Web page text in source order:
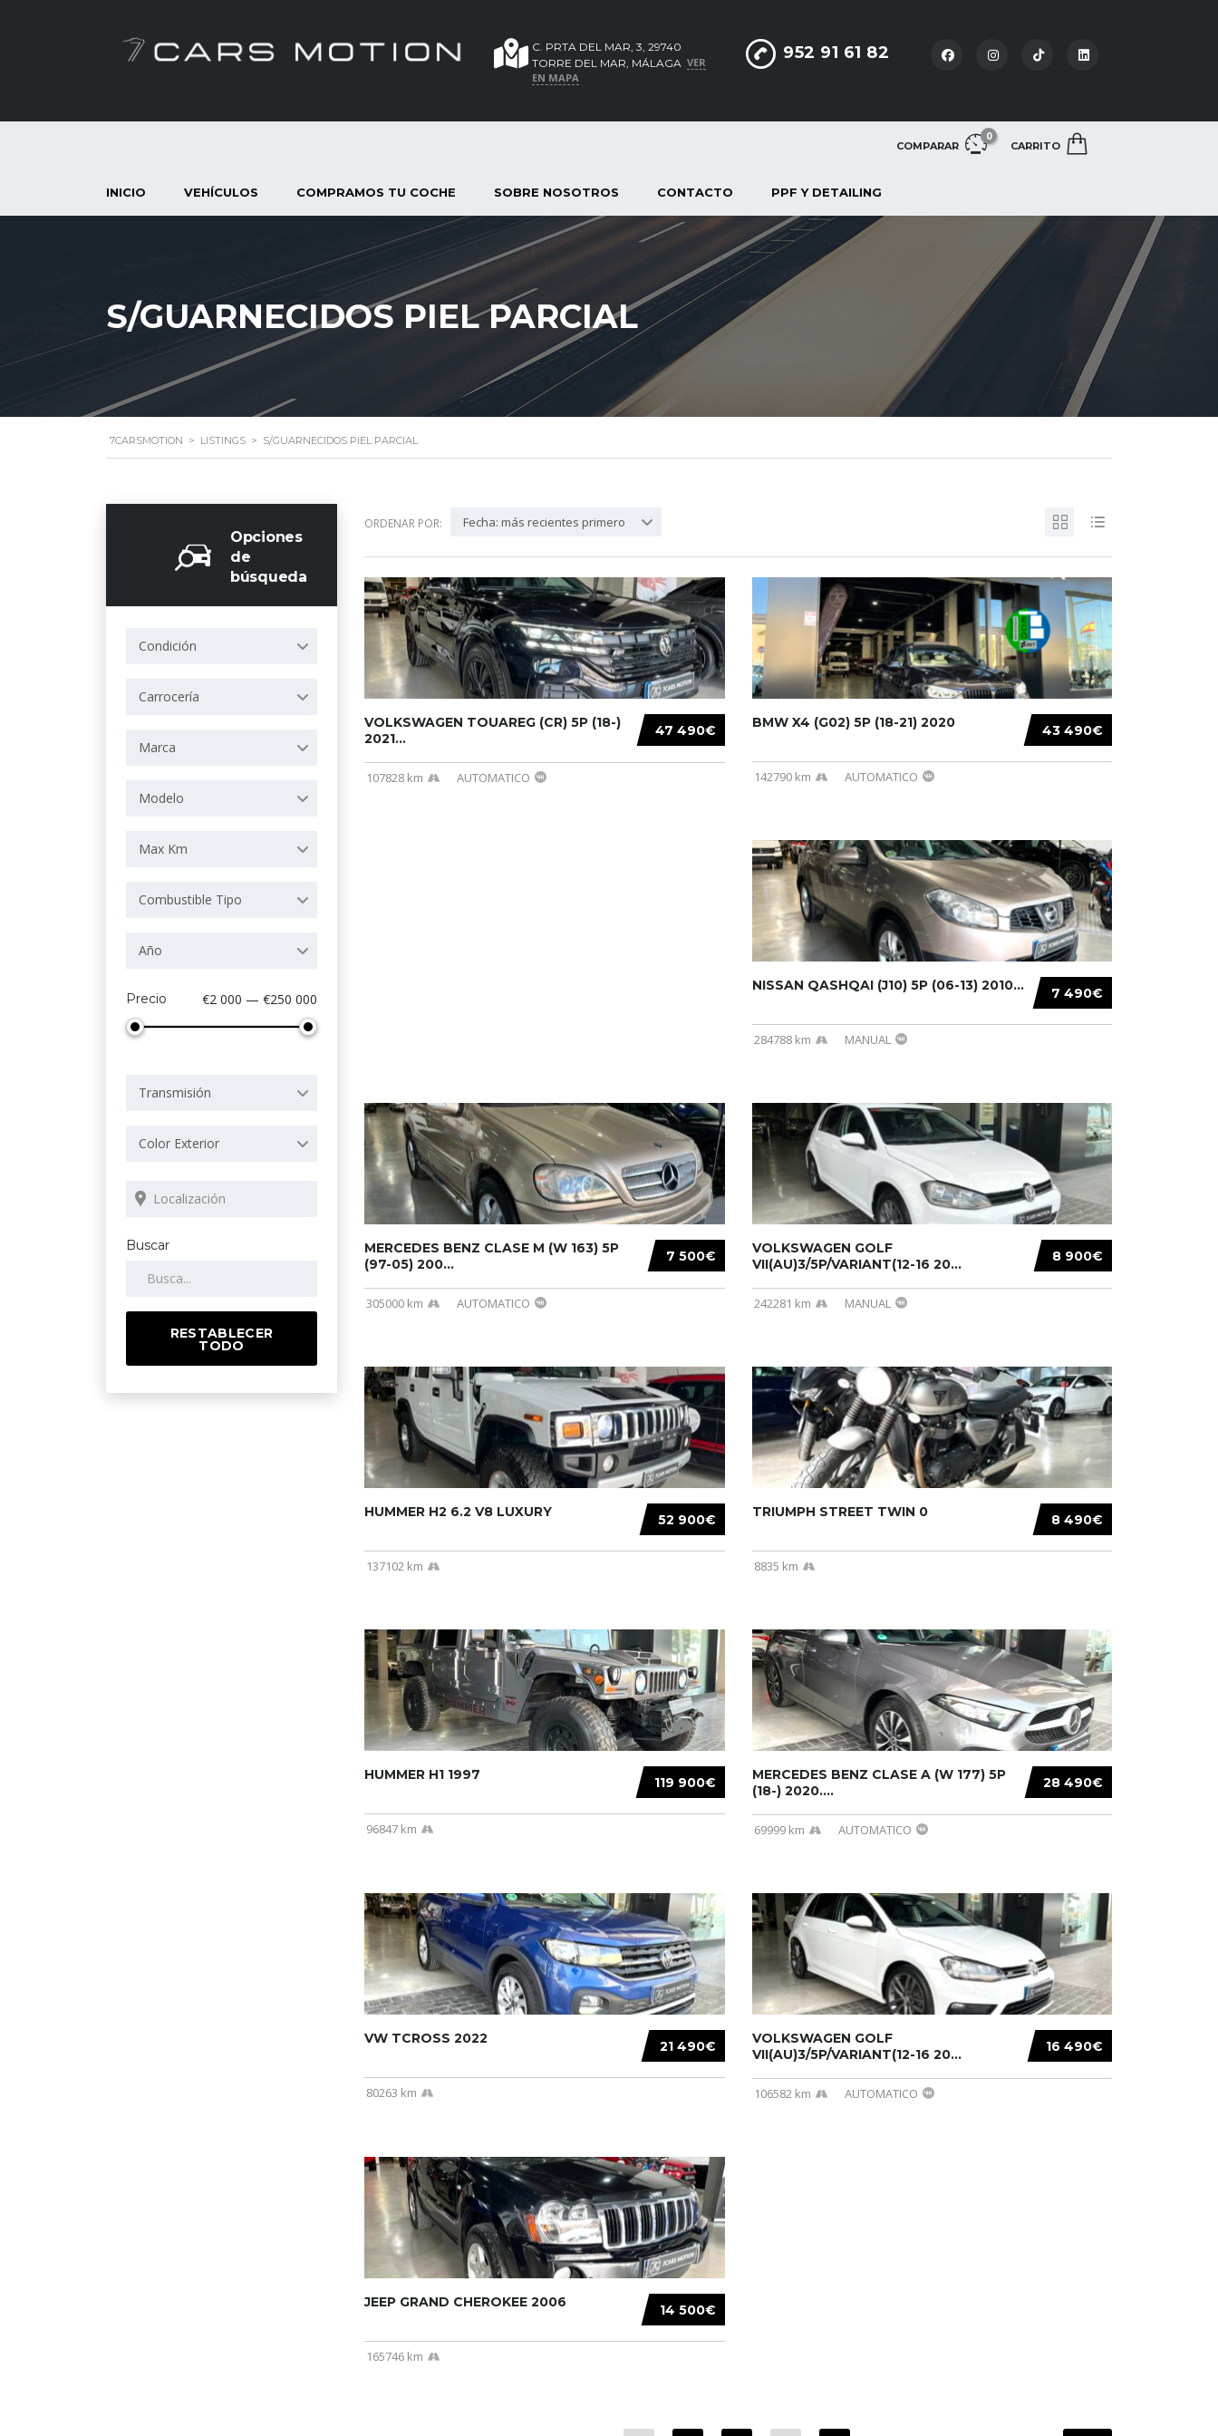
952 91 61 82
C. PRTA DEL MAR, 3, 29740
TORRE DEL MAR, MÁLAGA VER
EN MAPA
COMPARAR
0
CARRITO
INICIO VEHÍCULOS COMPRAMOS TU COCHE SOBRE NOSOTROS CONTACTO PPF Y DETAILING
S/GUARNECIDOS PIEL PARCIAL
7CARSMOTION > LISTINGS > S/GUARNECIDOS PIEL PARCIAL
Opciones
de
búsqueda
Condición
Carrocería
Marca
Modelo
Max Km
Combustible Tipo
Año
Precio €2 000 — €250 000
Transmisión
Color Exterior
Buscar
RESTABLECER
TODO
ORDENAR POR: Fecha: más recientes primero
47 490€
VOLKSWAGEN TOUAREG (CR) 5P (18-)
2021...
107828 km AUTOMATICO
43 490€
BMW X4 (G02) 5P (18-21) 2020
142790 km AUTOMATICO
7 490€
NISSAN QASHQAI (J10) 5P (06-13) 2010...
284788 km MANUAL
7 500€
MERCEDES BENZ CLASE M (W 163) 5P
(97-05) 200...
305000 km AUTOMATICO
8 900€
VOLKSWAGEN GOLF
VII(AU)3/5P/VARIANT(12-16 20...
242281 km MANUAL
52 900€
HUMMER H2 6.2 V8 LUXURY
137102 km
8 490€
TRIUMPH STREET TWIN 0
8835 km
119 900€
HUMMER H1 1997
96847 km
28 490€
MERCEDES BENZ CLASE A (W 177) 5P
(18-) 2020....
69999 km AUTOMATICO
21 490€
VW TCROSS 2022
80263 km
16 490€
VOLKSWAGEN GOLF
VII(AU)3/5P/VARIANT(12-16 20...
106582 km AUTOMATICO
14 500€
JEEP GRAND CHEROKEE 2006
165746 km